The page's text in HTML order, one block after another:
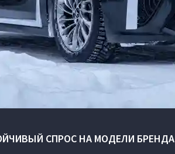
СПРОС НА МОДЕЛИ БРЕНДА